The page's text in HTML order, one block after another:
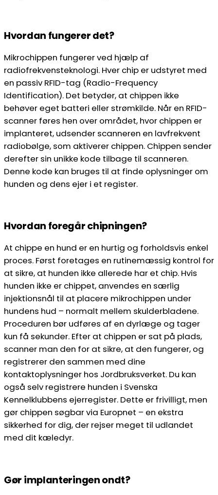
Hvordan fungerer det?
Mikrochippen fungerer ved hjælp af
radiofrekvensteknologi. Hver chip er udstyret med
en passiv RFID-tag (Radio-Frequency
Identification). Det betyder, at chippen ikke
behøver eget batteri eller strømkilde. Når en RFID-
scanner føres hen over området, hvor chippen er
implanteret, udsender scanneren en lavfrekvent
radiobølge, som aktiverer chippen. Chippen sender
derefter sin unikke kode tilbage til scanneren.
Denne kode kan bruges til at finde oplysninger om
hunden og dens ejer i et register.
Hvordan foregår chipningen?
At chippe en hund er en hurtig og forholdsvis enkel
proces. Først foretages en rutinemæssig kontrol for
at sikre, at hunden ikke allerede har et chip. Hvis
hunden ikke er chippet, anvendes en særlig
injektionsnål til at placere mikrochippen under
hundens hud – normalt mellem skulderbladene.
Proceduren bør udføres af en dyrlæge og tager
kun få sekunder. Efter at chippen er sat på plads,
scanner man den for at sikre, at den fungerer, og
registrerer den sammen med dine
kontaktoplysninger hos Jordbruksverket. Du kan
også selv registrere hunden i Svenska
Kennelklubbens ejerregister. Dette er frivilligt, men
gør chippen søgbar via Europnet – en ekstra
sikkerhed for dig, der rejser meget til udlandet
med dit kæledyr.
Gør implanteringen ondt?